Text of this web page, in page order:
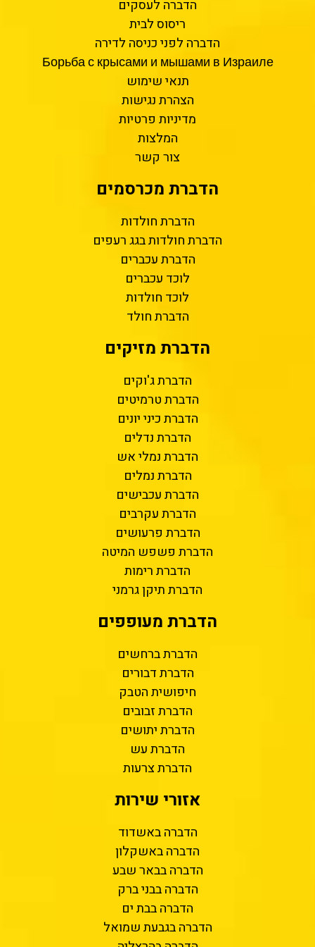
הדברה לעסקים
ריסוס לבית
הדברה לפני כניסה לדירה
Борьба с крысами и мышами в Израиле
תנאי שימוש
הצהרת נגישות
מדיניות פרטיות
המלצות
צור קשר
הדברת מכרסמים
הדברת חולדות
הדברת חולדות בגג רעפים
הדברת עכברים
לוכד עכברים
לוכד חולדות
הדברת חולד
הדברת מזיקים
הדברת ג'וקים
הדברת טרמיטים
הדברת כיני יונים
הדברת נדלים
הדברת נמלי אש
הדברת נמלים
הדברת עכבישים
הדברת עקרבים
הדברת פרעושים
הדברת פשפש המיטה
הדברת רימות
הדברת תיקן גרמני
הדברת מעופפים
הדברת ברחשים
הדברת דבורים
חיפושית הטבק
הדברת זבובים
הדברת יתושים
הדברת עש
הדברת צרעות
אזורי שירות
הדברה באשדוד
הדברה באשקלון
הדברה בבאר שבע
הדברה בבני ברק
הדברה בבת ים
הדברה בגבעת שמואל